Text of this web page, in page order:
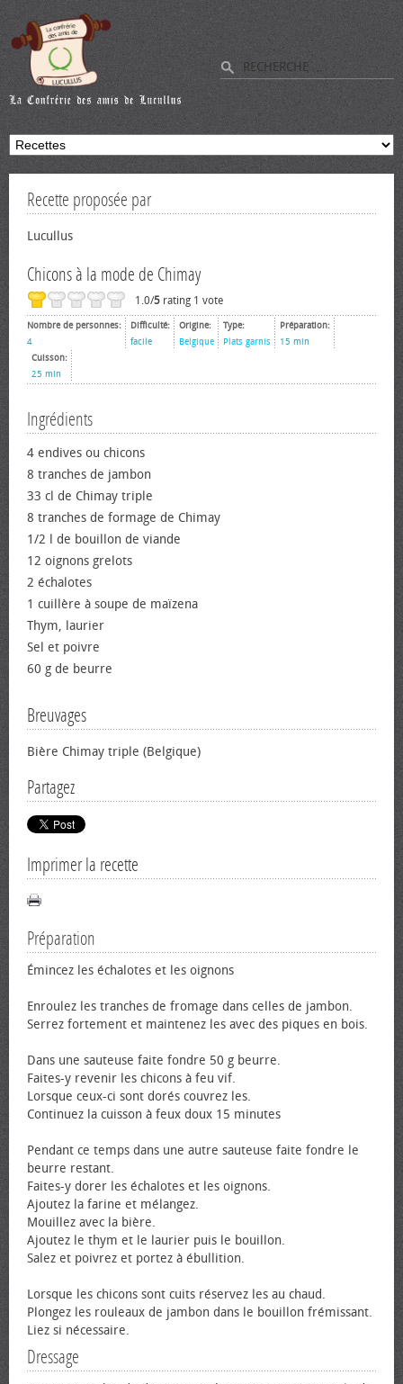
Recette proposée par
Lucullus
Chicons à la mode de Chimay
1.0/5 rating 1 vote
Nombre de personnes:
4
Difficulté:
facile
Origine:
Belgique
Type:
Plats garnis
Préparation:
15 min
Cuisson:
25 min
Ingrédients
4 endives ou chicons
8 tranches de jambon
33 cl de Chimay triple
8 tranches de formage de Chimay
1/2 l de bouillon de viande
12 oignons grelots
2 échalotes
1 cuillère à soupe de maïzena
Thym, laurier
Sel et poivre
60 g de beurre
Breuvages
Bière Chimay triple (Belgique)
Partagez
Imprimer la recette
Préparation
Émincez les échalotes et les oignons
Enroulez les tranches de fromage dans celles de jambon.
Serrez fortement et maintenez les avec des piques en bois.
Dans une sauteuse faite fondre 50 g beurre.
Faites-y revenir les chicons à feu vif.
Lorsque ceux-ci sont dorés couvrez les.
Continuez la cuisson à feux doux 15 minutes
Pendant ce temps dans une autre sauteuse faite fondre le
beurre restant.
Faites-y dorer les échalotes et les oignons.
Ajoutez la farine et mélangez.
Mouillez avec la bière.
Ajoutez le thym et le laurier puis le bouillon.
Salez et poivrez et portez à ébullition.
Lorsque les chicons sont cuits réservez les au chaud.
Plongez les rouleaux de jambon dans le bouillon frémissant.
Liez si nécessaire.
Dressage